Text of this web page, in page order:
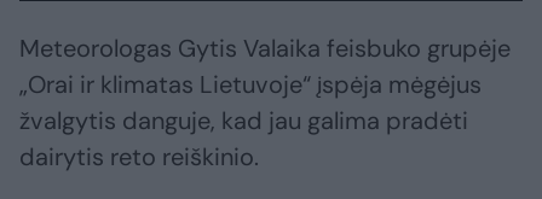
Meteorologas Gytis Valaika feisbuko grupėje
„Orai ir klimatas Lietuvoje“ įspėja mėgėjus
žvalgytis danguje, kad jau galima pradėti
dairytis reto reiškinio.